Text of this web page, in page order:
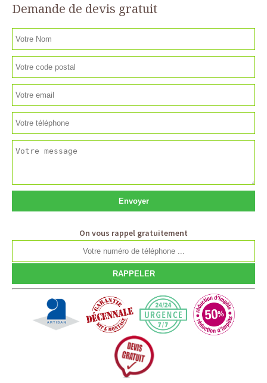
Demande de devis gratuit
On vous rappel gratuitement